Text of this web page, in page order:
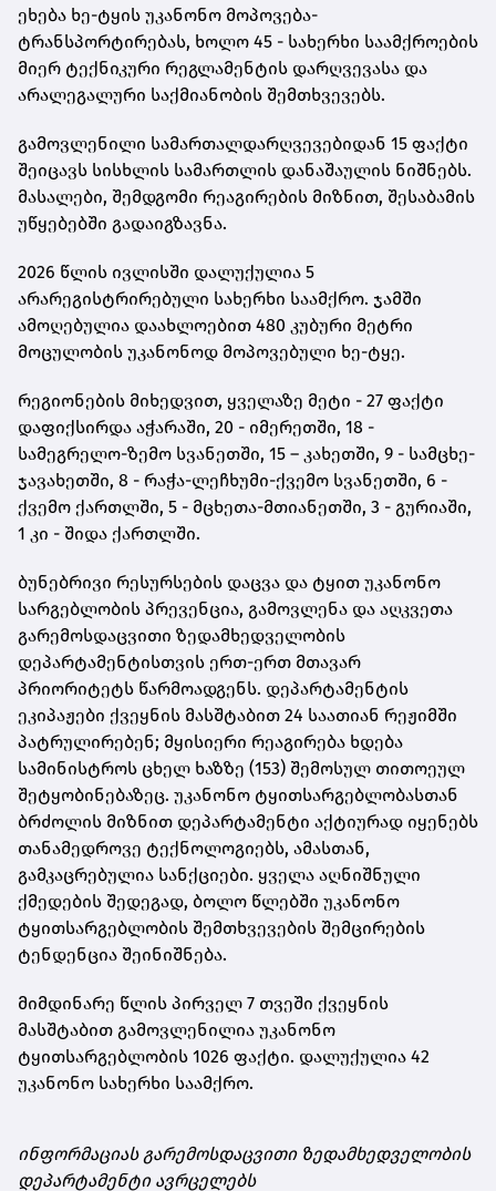
ეხება ხე-ტყის უკანონო მოპოვება-
ტრანსპორტირებას, ხოლო 45 - სახერხი საამქროების
მიერ ტექნიკური რეგლამენტის დარღვევასა და
არალეგალური საქმიანობის შემთხვევებს.
გამოვლენილი სამართალდარღვევებიდან 15 ფაქტი
შეიცავს სისხლის სამართლის დანაშაულის ნიშნებს.
მასალები, შემდგომი რეაგირების მიზნით, შესაბამის
უწყებებში გადაიგზავნა.
2026 წლის ივლისში დალუქულია 5
არარეგისტრირებული სახერხი საამქრო. ჯამში
ამოღებულია დაახლოებით 480 კუბური მეტრი
მოცულობის უკანონოდ მოპოვებული ხე-ტყე.
რეგიონების მიხედვით, ყველაზე მეტი - 27 ფაქტი
დაფიქსირდა აჭარაში, 20 - იმერეთში, 18 -
სამეგრელო-ზემო სვანეთში, 15 – კახეთში, 9 - სამცხე-
ჯავახეთში, 8 - რაჭა-ლეჩხუმი-ქვემო სვანეთში, 6 -
ქვემო ქართლში, 5 - მცხეთა-მთიანეთში, 3 - გურიაში,
1 კი - შიდა ქართლში.
ბუნებრივი რესურსების დაცვა და ტყით უკანონო
სარგებლობის პრევენცია, გამოვლენა და აღკვეთა
გარემოსდაცვითი ზედამხედველობის
დეპარტამენტისთვის ერთ-ერთ მთავარ
პრიორიტეტს წარმოადგენს. დეპარტამენტის
ეკიპაჟები ქვეყნის მასშტაბით 24 საათიან რეჟიმში
პატრულირებენ; მყისიერი რეაგირება ხდება
სამინისტროს ცხელ ხაზზე (153) შემოსულ თითოეულ
შეტყობინებაზეც. უკანონო ტყითსარგებლობასთან
ბრძოლის მიზნით დეპარტამენტი აქტიურად იყენებს
თანამედროვე ტექნოლოგიებს, ამასთან,
გამკაცრებულია სანქციები. ყველა აღნიშნული
ქმედების შედეგად, ბოლო წლებში უკანონო
ტყითსარგებლობის შემთხვევების შემცირების
ტენდენცია შეინიშნება.
მიმდინარე წლის პირველ 7 თვეში ქვეყნის
მასშტაბით გამოვლენილია უკანონო
ტყითსარგებლობის 1026 ფაქტი. დალუქულია 42
უკანონო სახერხი საამქრო.
ინფორმაციას გარემოსდაცვითი ზედამხედველობის
დეპარტამენტი ავრცელებს